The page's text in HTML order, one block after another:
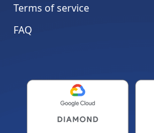
Terms of service
FAQ